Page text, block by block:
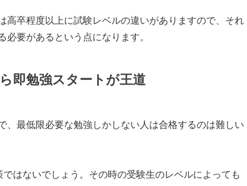
高卒程度以上に試験レベルの違いがありますので、それ
要があるという点になります。
即勉強スタートが王道
、最低限必要な勉強しかしない人は合格するのは難しい
ではないでしょう。その時の受験生のレベルによっても